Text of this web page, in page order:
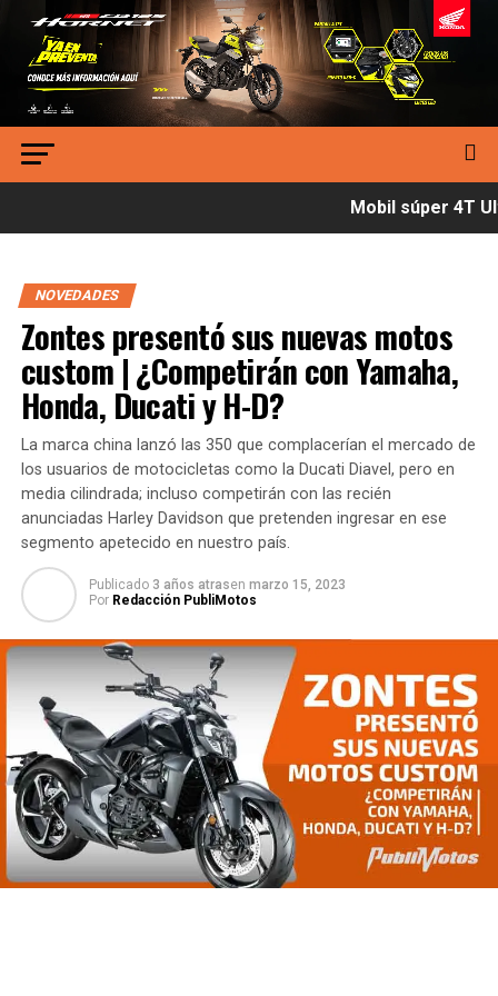
Mobil súper 4T
NOVEDADES
Zontes presentó sus nuevas motos
custom | ¿Competirán con Yamaha,
Honda, Ducati y H-D?
La marca china lanzó las 350 que complacerían el mercado de
los usuarios de motocicletas como la Ducati Diavel, pero en
media cilindrada; incluso competirán con las recién
anunciadas Harley Davidson que pretenden ingresar en ese
segmento apetecido en nuestro país.
Publicado 3 años atrasen marzo 15, 2023
Por Redacción PubliMotos